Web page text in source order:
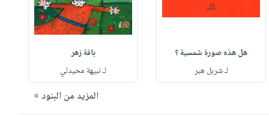
هل هذه صورة شمسية ؟
لـ شربل هبر
باقة زهر
لـ نبيهة محيدلي
المزيد من البنود »